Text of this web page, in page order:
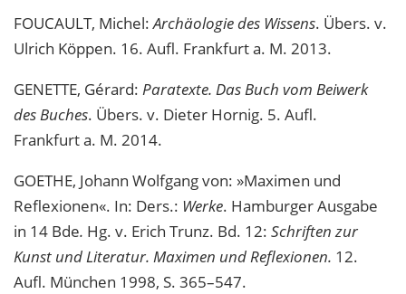
FOUCAULT, Michel:Archäologie des Wissens. Übers. v.
Ulrich Köppen. 16. Aufl. Frankfurt a. M. 2013.
GENETTE, Gérard: Paratexte. Das Buch vom Beiwerk
des Buches. Übers. v. Dieter Hornig. 5. Aufl.
Frankfurt a. M. 2014.
GOETHE, Johann Wolfgang von: »Maximen und
Reflexionen«. In: Ders.: Werke. Hamburger Ausgabe
in 14 Bde. Hg. v. Erich Trunz. Bd. 12: Schriften zur
Kunst und Literatur. Maximen und Reflexionen. 12.
Aufl. München 1998, S. 365–547.